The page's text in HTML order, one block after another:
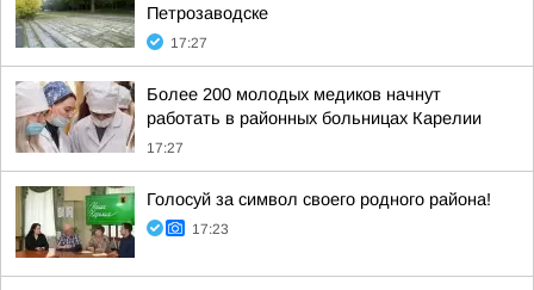
Петрозаводске
17:27
Более 200 молодых медиков начнут
работать в районных больницах Карелии
17:27
Голосуй за символ своего родного района!
17:23